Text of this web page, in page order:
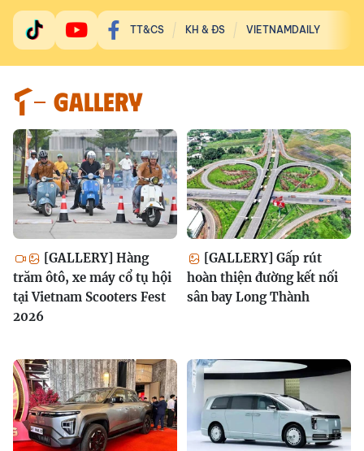
TT&CS KH & ĐS VIETNAMDAILY
GALLERY
[GALLERY] Hàng
trăm ôtô, xe máy cổ tụ hội
tại Vietnam Scooters Fest
2026
[GALLERY] Gấp rút
hoàn thiện đường kết nối
sân bay Long Thành